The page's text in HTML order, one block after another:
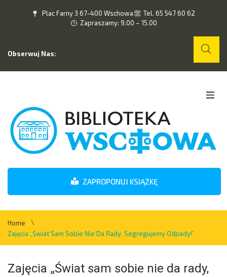
Plac Farny 3 67-400 Wschowa
Tel. 65 547 60 62
Zapraszamy: 9.00 – 15.00
Obserwuj Nas:
O nas
Wydarzenia
Kontakt
ZAPROPONUJ KSIĄŻKĘ
Home
\
Zajęcia „Świat Sam Sobie Nie Da Rady, Segregujemy Odpady!”
Zajęcia „Świat sam sobie nie da rady,